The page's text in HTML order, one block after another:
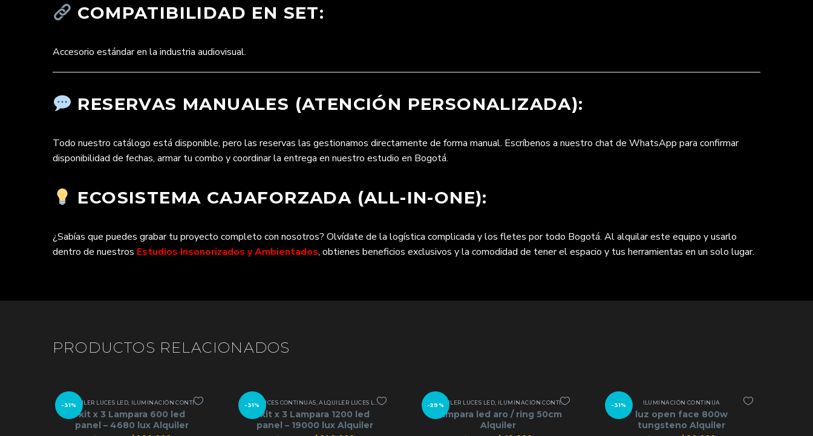
COMPATIBILIDAD EN SET:
Accesorio estándar en la industria audiovisual.
RESERVAS MANUALES (ATENCIÓN PERSONALIZADA):
Todo nuestro catálogo está disponible, pero las reservas las gestionamos directamente de forma manual. Escríbenos a nuestro chat de WhatsApp para confirmar
disponibilidad de fechas, armar tu combo y coordinar la entrega en nuestro estudio en Bogotá.
ECOSISTEMA CAJAFORZADA (ALL-IN-ONE):
¿Sabías que puedes grabar tu proyecto completo con nosotros? Olvídate de la logística complicada y los fletes por todo Bogotá. Al alquilar este equipo y usarlo
dentro de nuestros Estudios Insonorizados y Ambientados, obtienes beneficios exclusivos y la comodidad de tener el espacio y tus herramientas en un solo lugar.
PRODUCTOS RELACIONADOS
-31%
ALQUILER LUCES LED ILUMINACIÓN CONTINUA KIT LUCES CONTINUAS
kit x 3 Lampara 600 led
panel – 4680 lux Alquiler
-31%
KIT LUCES CONTINUAS ,ALQUILER LUCES LED ,ILUMINACIÓN CONTINUA
kit x 3 Lampara 1200 led
panel – 19000 lux Alquiler
-29%
ALQUILER LUCES LED ILUMINACIÓN CONTINUA
Lampara led aro / ring 50cm
Alquiler
-31% ILUMINACIÓN CONTINUA
luz open face 800w
tungsteno Alquiler